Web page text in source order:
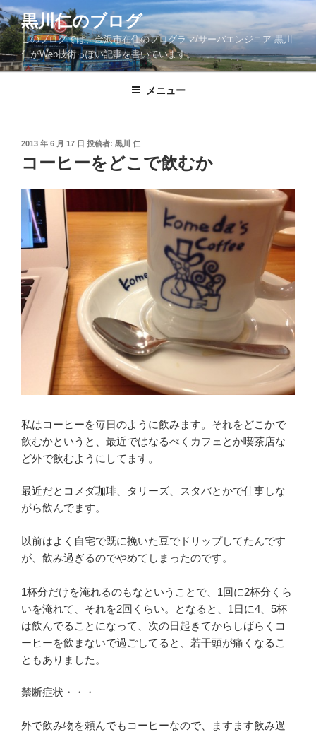
コ
ン
テ
ン
ツ
黒川仁のブログ
このブログでは、金沢市在住のプログラマ/サーバエンジニア 黒川
仁がWeb技術っぽい記事を書いています。
メニュー
投
日:
2013 年 6 月 17 日 投稿者: 黒川 仁
コーヒーをどこで飲むか
私はコーヒーを毎日のように飲みます。それをどこかで
飲むかというと、最近ではなるべくカフェとか喫茶店な
ど外で飲むようにしてます。
最近だとコメダ珈琲、タリーズ、スタバとかで仕事しな
がら飲んでます。
以前はよく自宅で既に挽いた豆でドリップしてたんです
が、飲み過ぎるのでやめてしまったのです。
1杯分だけを淹れるのもなということで、1回に2杯分くら
いを淹れて、それを2回くらい。となると、1日に4、5杯
は飲んでることになって、次の日起きてからしばらくコ
ーヒーを飲まないで過ごしてると、若干頭が痛くなるこ
ともありました。
禁断症状・・・
外で飲み物を頼んでもコーヒーなので、ますます飲み過